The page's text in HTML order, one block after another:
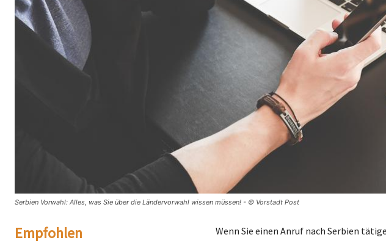
Serbien Vorwahl: Alles, was Sie über die Ländervorwahl wissen müssen! - © Vorstadt Post
Empfohlen
Wenn Sie einen Anruf nach Serbien